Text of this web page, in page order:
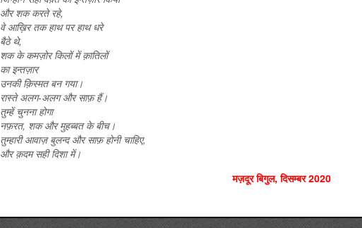
और शक करते रहे,
वे आख़िर तक हाथ पर हाथ धरे
बैठे थे,
शक के कमज़ोर किलों में क़ातिलों
का इन्तज़ार
उनकी क़िस्मत बन गया।
रास्ते अलग-अलग और साफ़ हैं।
तुम्हें चुनना होगा
नफ़रत, शक और मुहब्बत के बीच।
तुम्हारी आवाज़ बुलन्द और साफ़ होनी चाहिए,
और क़दम सही दिशा में।
मज़दूर बिगुल, दिसम्बर 2020